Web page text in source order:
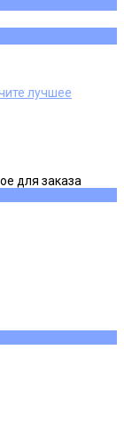
лучшее
для заказа